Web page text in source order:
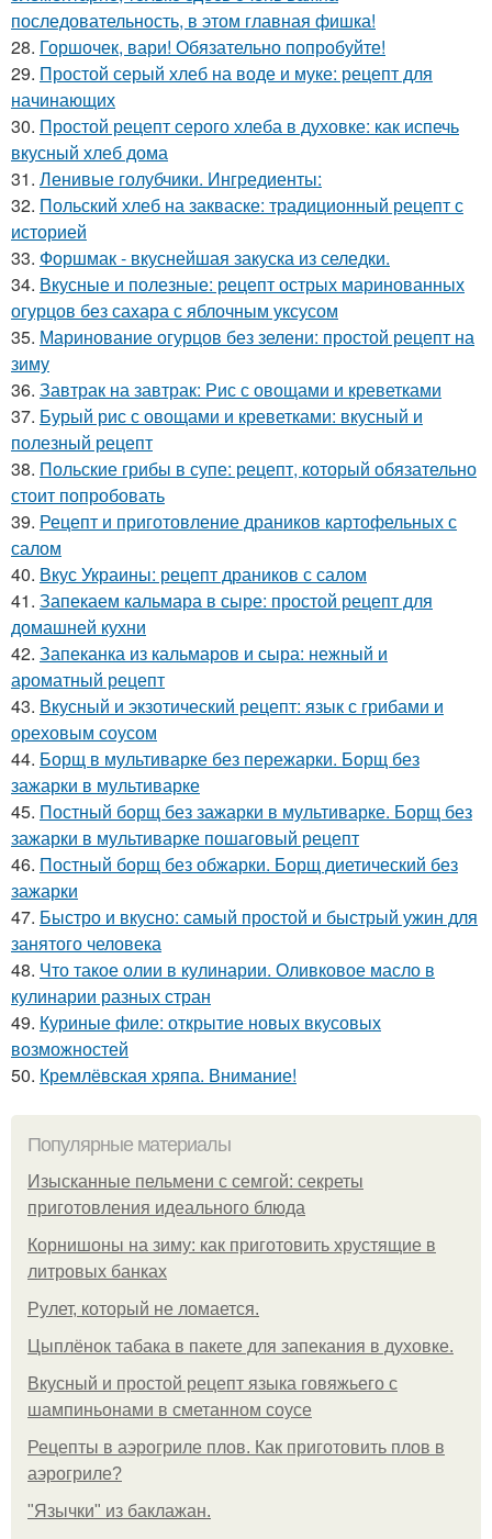
последовательность, в этом главная фишка!
28. Горшочек, вари! Обязательно попробуйте!
29. Простой серый хлеб на воде и муке: рецепт для
начинающих
30. Простой рецепт серого хлеба в духовке: как испечь
вкусный хлеб дома
31. Ленивые голубчики. Ингредиенты:
32. Польский хлеб на закваске: традиционный рецепт с
историей
33. Форшмак - вкуснейшая закуска из селедки.
34. Вкусные и полезные: рецепт острых маринованных
огурцов без сахара с яблочным уксусом
35. Маринование огурцов без зелени: простой рецепт на
зиму
36. Завтрак на завтрак: Рис с овощами и креветками
37. Бурый рис с овощами и креветками: вкусный и
полезный рецепт
38. Польские грибы в супе: рецепт, который обязательно
стоит попробовать
39. Рецепт и приготовление драников картофельных с
салом
40. Вкус Украины: рецепт драников с салом
41. Запекаем кальмара в сыре: простой рецепт для
домашней кухни
42. Запеканка из кальмаров и сыра: нежный и
ароматный рецепт
43. Вкусный и экзотический рецепт: язык с грибами и
ореховым соусом
44. Борщ в мультиварке без пережарки. Борщ без
зажарки в мультиварке
45. Постный борщ без зажарки в мультиварке. Борщ без
зажарки в мультиварке пошаговый рецепт
46. Постный борщ без обжарки. Борщ диетический без
зажарки
47. Быстро и вкусно: самый простой и быстрый ужин для
занятого человека
48. Что такое олии в кулинарии. Оливковое масло в
кулинарии разных стран
49. Куриные филе: открытие новых вкусовых
возможностей
50. Кремлёвская хряпа. Внимание!
Популярные материалы
Изысканные пельмени с семгой: секреты
приготовления идеального блюда
Корнишоны на зиму: как приготовить хрустящие в
литровых банках
Рулет, который не ломается.
Цыплёнок табака в пакете для запекания в духовке.
Вкусный и простой рецепт языка говяжьего с
шампиньонами в сметанном соусе
Рецепты в аэрогриле плов. Как приготовить плов в
аэрогриле?
"Язычки" из баклажан.